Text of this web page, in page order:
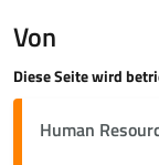
Von
Diese Seite wird
Human